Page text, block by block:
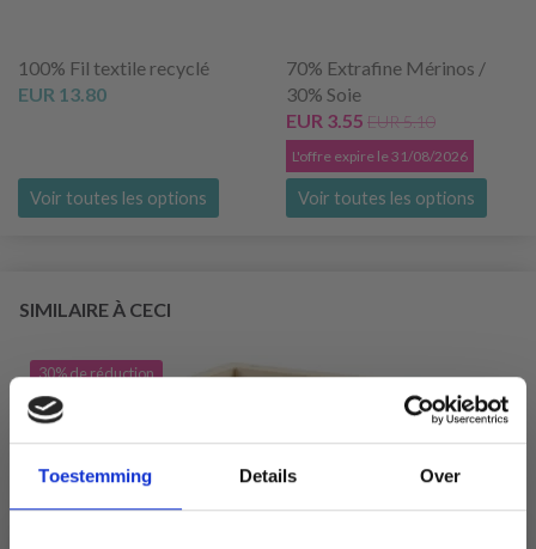
Toestemming Details Over
100% Fil textile recyclé
EUR 13.80
Voir toutes les options
70% Extrafine Mérinos /
30% Soie
EUR 3.55 EUR 5.10
L'offre expire le 31/08/2026
Voir toutes les options
SIMILAIRE À CECI
30% de réduction